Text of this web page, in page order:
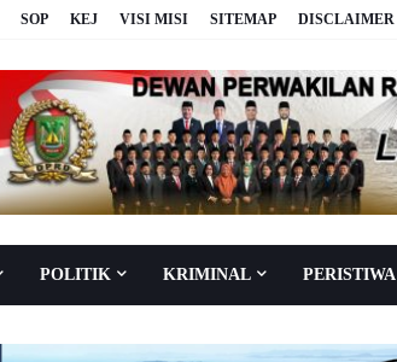
SOP KEJ VISI MISI SITEMAP DISCLAIMER
POLITIK KRIMINAL PERISTIWA